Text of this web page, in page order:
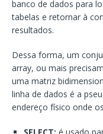
banco de dados para
tabelas e retornar à
resultados.
Dessa forma, um
array, ou mais
uma matriz
linha de dados é a
endereço físico onde